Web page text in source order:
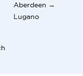
Aberdeen →
Lugano